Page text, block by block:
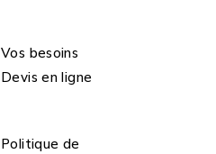
Vos besoins
Devis en ligne
Politique de